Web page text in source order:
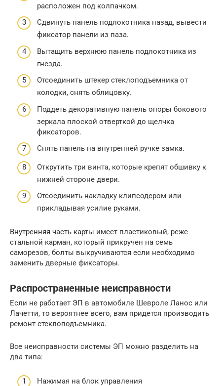
расположен под колпачком.
Сдвинуть панель подлокотника назад, вывести
фиксатор панели из паза.
Вытащить верхнюю панель подлокотника из
гнезда.
Отсоединить штекер стеклоподъемника от
колодки, снять облицовку.
Поддеть декоративную панель опоры бокового
зеркала плоской отверткой до щелчка
фиксаторов.
Снять панель на внутренней ручке замка.
Открутить три винта, которые крепят обшивку к
нижней стороне двери.
Отсоединить накладку клипсодером или
прикладывая усилие руками.
Внутренняя часть карты имеет пластиковый, реже
стальной карман, который прикручен на семь
саморезов, болты выкручиваются если необходимо
заменить дверные фиксаторы.
Распространенные неисправности
Если не работает ЭП в автомобиле Шевроле Ланос или
Лачетти, то вероятнее всего, вам придется производить
ремонт стеклоподъемника.
Все неисправности системы ЭП можно разделить на
два типа:
Нажимая на блок управления